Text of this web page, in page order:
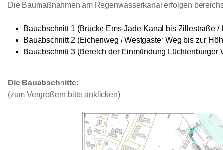
Die Baumaßnahmen am Regenwasserkanal erfolgen
Bauabschnitt 1 (Brücke Ems-Jade-Kanal bis Zillestraße
Bauabschnitt 2 (Eichenweg / Westgaster Weg bis zur
Bauabschnitt 3 (Bereich der Einmündung Lüchtenburger
Die Bauabschnitte:
(zum Vergrößern bitte anklicken)